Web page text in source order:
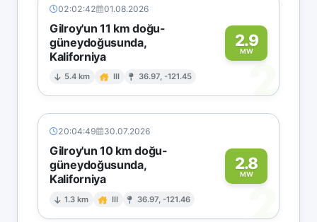
02:02:42 01.08.2026
Gilroy'un 11 km doğu-
güneydoğusunda,
Kaliforniya
5.4 km III 36.97, -121.45
2.9
MW
2
20:04:49 30.07.2026
Gilroy'un 10 km doğu-
güneydoğusunda,
Kaliforniya
1.3 km III 36.97, -121.46
2.8
MW
2